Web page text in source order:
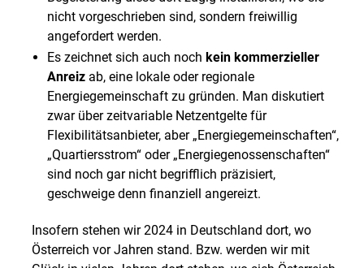
nicht vorgeschrieben sind, sondern freiwillig
angefordert werden.
Es zeichnet sich auch noch kein kommerzieller
Anreizab, eine lokale oder regionale
Energiegemeinschaft zu gründen. Man diskutiert
zwar über zeitvariable Netzentgelte für
Flexibilitätsanbieter, aber „Energiegemeinschaften“,
„Quartiersstrom“ oder „Energiegenossenschaften“
sind noch gar nicht begrifflich präzisiert,
geschweige denn finanziell angereizt.
Insofern stehen wir 2024 in Deutschland dort, wo
Österreich vor Jahren stand. Bzw. werden wir mit